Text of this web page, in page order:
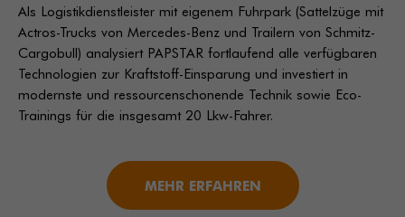
Als Logistikdienstleister mit eigenem Fuhrpark (Sattelzüge mit
Actros-Trucks von Mercedes-Benz und Trailern von Schmitz-
Cargobull) analysiert PAPSTAR fortlaufend alle verfügbaren
Technologien zur Kraftstoff-Einsparung und investiert in
modernste und ressourcenschonende Technik sowie Eco-
Trainings für die insgesamt 20 Lkw-Fahrer.
MEHR ERFAHREN